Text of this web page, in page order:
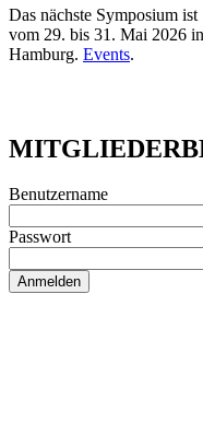
Das nächste Symposium ist
vom 29. bis 31. Mai 2026 in
Hamburg. Events.
Benutzername
Passwort